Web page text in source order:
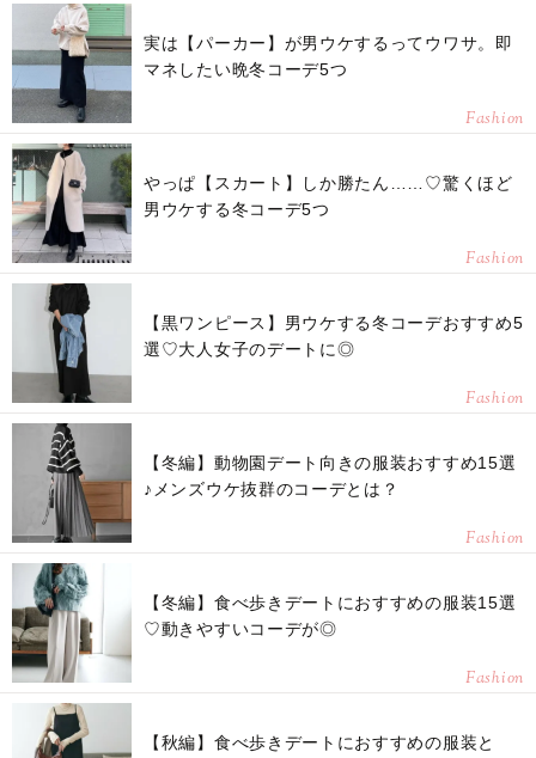
実は【パーカー】が男ウケするってウワサ。即
マネしたい晩冬コーデ5つ
Fashion
やっぱ【スカート】しか勝たん……♡驚くほど
男ウケする冬コーデ5つ
Fashion
【黒ワンピース】男ウケする冬コーデおすすめ5
選♡大人女子のデートに◎
Fashion
【冬編】動物園デート向きの服装おすすめ15選
♪メンズウケ抜群のコーデとは？
Fashion
【冬編】食べ歩きデートにおすすめの服装15選
♡動きやすいコーデが◎
Fashion
【秋編】食べ歩きデートにおすすめの服装と